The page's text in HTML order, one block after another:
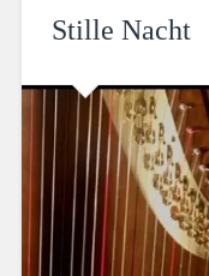
Stille Nacht